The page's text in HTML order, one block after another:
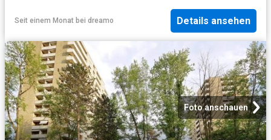
Seit einem Monat bei dreamo Details ansehen
Foto anschauen